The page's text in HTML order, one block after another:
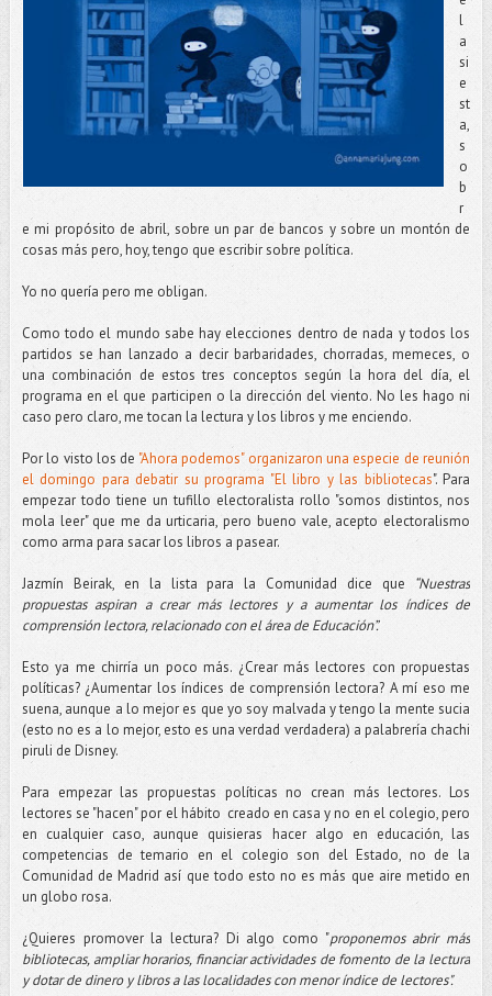
l
a
si
e
st
a,
s
o
b
r
e mi propósito de abril, sobre un par de bancos y sobre un montón de
cosas más pero, hoy, tengo que escribir sobre política.
Yo no quería pero me obligan.
Como todo el mundo sabe hay elecciones dentro de nada y todos los
partidos se han lanzado a decir barbaridades, chorradas, memeces, o
una combinación de estos tres conceptos según la hora del día, el
programa en el que participen o la dirección del viento. No les hago ni
caso pero claro, me tocan la lectura y los libros y me enciendo.
Por lo visto los de "Ahora podemos" organizaron una especie de reunión
el domingo para debatir su programa "El libro y las bibliotecas". Para
empezar todo tiene un tufillo electoralista rollo "somos distintos, nos
mola leer" que me da urticaria, pero bueno vale, acepto electoralismo
como arma para sacar los libros a pasear.
Jazmín Beirak, en la lista para la Comunidad dice que “Nuestras
propuestas aspiran a crear más lectores y a aumentar los índices de
comprensión lectora, relacionado con el área de Educación”.
Esto ya me chirría un poco más. ¿Crear más lectores con propuestas
políticas? ¿Aumentar los índices de comprensión lectora? A mí eso me
suena, aunque a lo mejor es que yo soy malvada y tengo la mente sucia
(esto no es a lo mejor, esto es una verdad verdadera) a palabrería chachi
piruli de Disney.
Para empezar las propuestas políticas no crean más lectores. Los
lectores se "hacen" por el hábito creado en casa y no en el colegio, pero
en cualquier caso, aunque quisieras hacer algo en educación, las
competencias de temario en el colegio son del Estado, no de la
Comunidad de Madrid así que todo esto no es más que aire metido en
un globo rosa.
¿Quieres promover la lectura? Di algo como "proponemos abrir más
bibliotecas, ampliar horarios, financiar actividades de fomento de la lectura
y dotar de dinero y libros a las localidades con menor índice de lectores".